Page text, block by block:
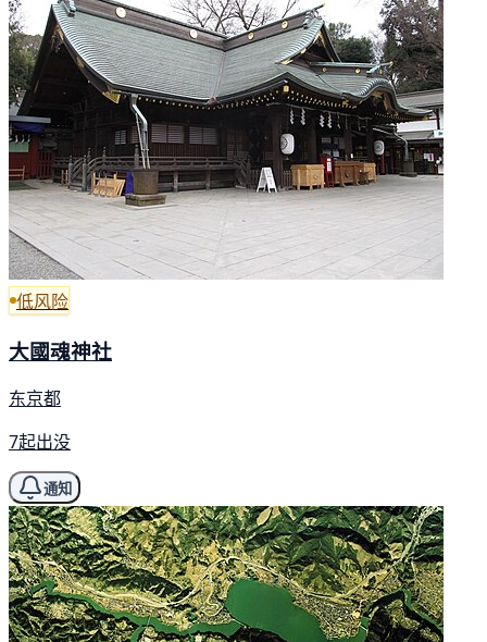
低风险
大國魂神社
东京都
7起出没
通知